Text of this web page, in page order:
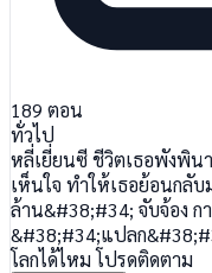
189 ตอน
ทั่วไป
หลี่เยี่ยนซี ชีวิตเธอพังพิน
เห็นใจ ทำให้เธอย้อนกลั
ล้าน&#38;#34; จับจ้อง ก
&#38;#34;แปลก
โลกได้ไหม โปรดติดตาม